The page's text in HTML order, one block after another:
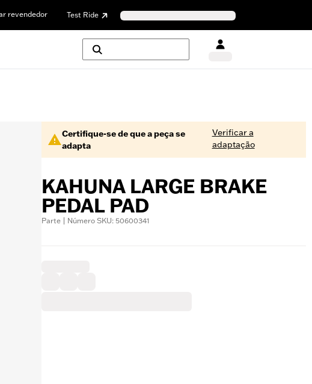
revendedor Test Ride
Certifique-se de que a peça se
adapta
Verificar a
adaptação
KAHUNA LARGE BRAKE
PEDAL PAD
Parte | Número SKU: 50600341